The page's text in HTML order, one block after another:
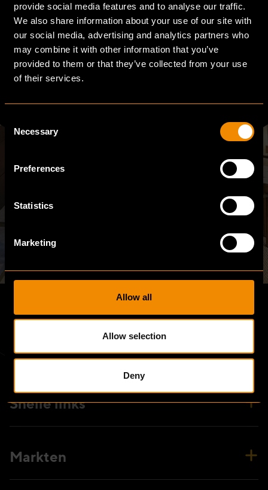
provide social media features and to analyse our traffic.
We also share information about your use of our site with
our social media, advertising and analytics partners who
may combine it with other information that you’ve
provided to them or that they’ve collected from your use
of their services.
Selection
Necessary
Preferences
Statistics
Marketing
Allow all
Allow selection
Deny
READY FOR THE FUTURE?
LET'S BUILD
TOGETHER
Let's connect
Snelle links
Markten